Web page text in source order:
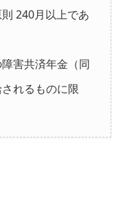
240月以上であ
害共済年金（同
れるものに限